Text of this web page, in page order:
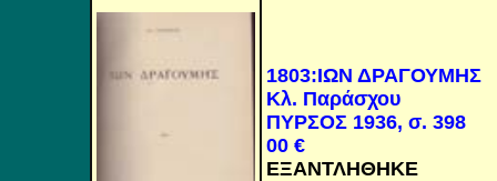
1803:ΙΩΝ ΔΡΑΓΟΥΜΗΣ
Κλ. Παράσχου
ΠΥΡΣΟΣ 1936, σ. 398
00€
ΕΞΑΝΤΛΗΘΗΚΕ